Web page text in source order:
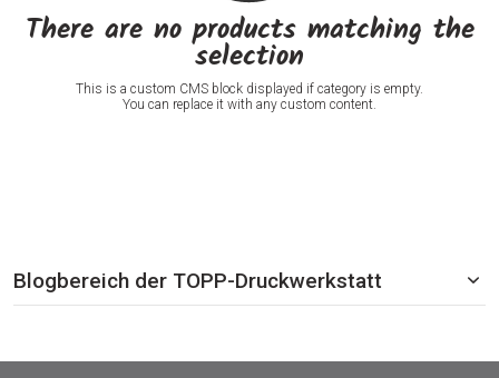
There are no products matching the
selection
This is a custom CMS block displayed if category is empty.
You can replace it with any custom content.
Blogbereich der TOPP-Druckwerkstatt